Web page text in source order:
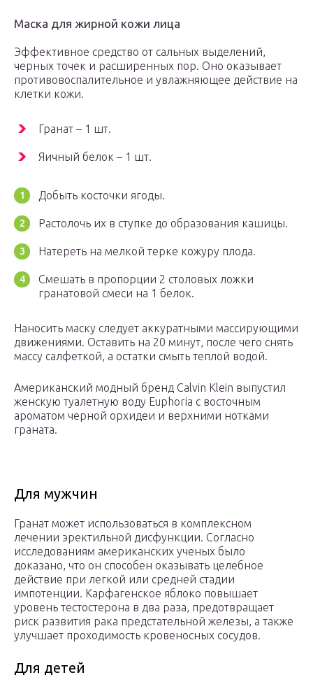
Маска для жирной кожи лица
Эффективное средство от сальных выделений,
черных точек и расширенных пор. Оно оказывает
противовоспалительное и увлажняющее действие на
клетки кожи.
Гранат – 1 шт.
Яичный белок – 1 шт.
Добыть косточки ягоды.
Растолочь их в ступке до образования кашицы.
Натереть на мелкой терке кожуру плода.
Смешать в пропорции 2 столовых ложки
гранатовой смеси на 1 белок.
Наносить маску следует аккуратными массирующими
движениями. Оставить на 20 минут, после чего снять
массу салфеткой, а остатки смыть теплой водой.
Американский модный бренд Calvin Klein выпустил
женскую туалетную воду Euphoria с восточным
ароматом черной орхидеи и верхними нотками
граната.
Для мужчин
Гранат может использоваться в комплексном
лечении эректильной дисфункции. Согласно
исследованиям американских ученых было
доказано, что он способен оказывать целебное
действие при легкой или средней стадии
импотенции. Карфагенское яблоко повышает
уровень тестостерона в два раза, предотвращает
риск развития рака предстательной железы, а также
улучшает проходимость кровеносных сосудов.
Для детей